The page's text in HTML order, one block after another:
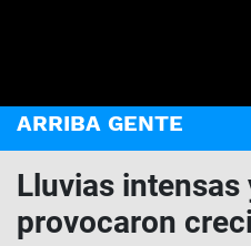
ARRIBA GENTE
Lluvias
provocaron